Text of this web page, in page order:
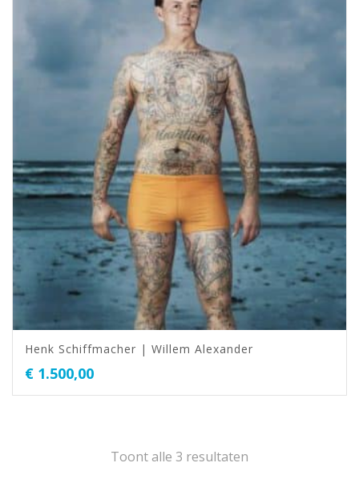
Henk Schiffmacher | Willem Alexander
€ 1.500,00
Toont alle 3 resultaten